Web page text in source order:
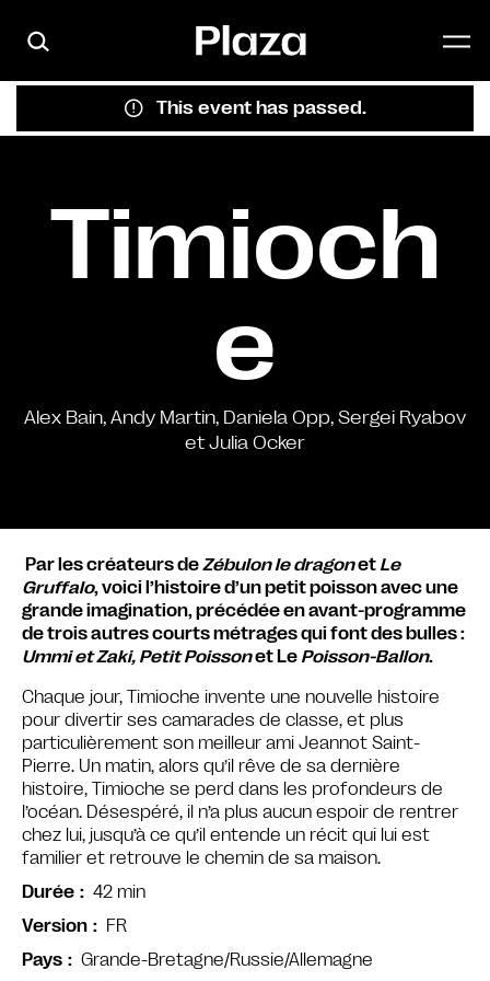
This event has passed.
Timioch
e
Alex Bain, Andy Martin, Daniela Opp, Sergei Ryabov
et Julia Ocker
Par les créateurs deZébulon le dragonet Le
Gruffalo, voici l’histoire d’un petit poisson avec une
grande imagination, précédée en avant-programme
de trois autres courts métrages qui font des bulles :
Ummi et Zaki, Petit Poissonet Le Poisson-Ballon.
Chaque jour, Timioche invente une nouvelle histoire
pour divertir ses camarades de classe, et plus
particulièrement son meilleur ami Jeannot Saint-
Pierre. Un matin, alors qu’il rêve de sa dernière
histoire, Timioche se perd dans les profondeurs de
l’océan. Désespéré, il n’a plus aucun espoir de rentrer
chez lui, jusqu’à ce qu’il entende un récit qui lui est
familier et retrouve le chemin de sa maison.
Durée
42 min
Version
FR
Pays
Grande-Bretagne/Russie/Allemagne